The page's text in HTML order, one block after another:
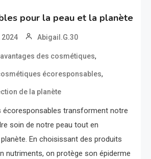
pour la peau et la planète
2024 Abigail.G.30
avantages des cosmétiques,
écoresponsables,
de la planète
écoresponsables transforment notre
soin de notre peau tout en
En choisissant des produits
nutriments, on protège son épiderme